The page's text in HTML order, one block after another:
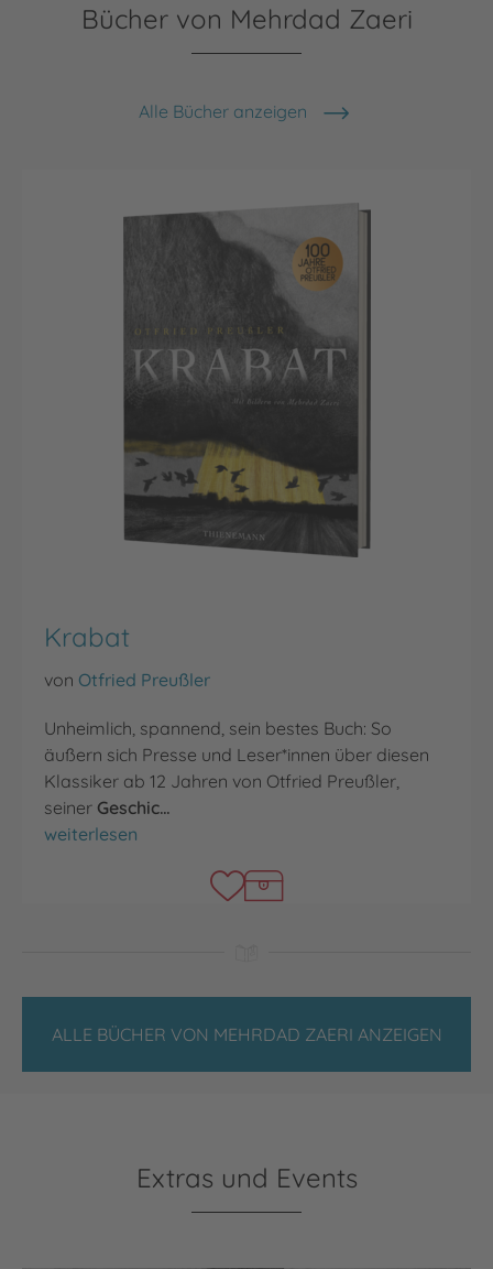
Bücher von Mehrdad Zaeri
Alle Bücher anzeigen
Krabat
von Otfried Preußler
Unheimlich, spannend, sein bestes Buch: So
äußern sich Presse und Leser*innen über diesen
Klassiker ab 12 Jahren von Otfried Preußler,
seiner Geschic…
Krabat
weiterlesen
ALLE BÜCHER VON MEHRDAD ZAERI ANZEIGEN
Extras und Events